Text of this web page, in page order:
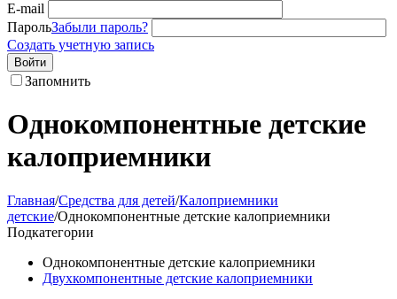
E-mail
ПарольЗабыли пароль?
Создать учетную запись
Войти
Запомнить
Однокомпонентные детские
калоприемники
Главная/Средства для детей/Калоприемники
детские/Однокомпонентные детские калоприемники
Подкатегории
Однокомпонентные детские калоприемники
Двухкомпонентные детские калоприемники